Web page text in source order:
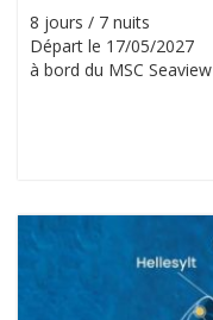
8 jours / 7 nuits
Départ le 17/05/2027
à bord du MSC Seaview